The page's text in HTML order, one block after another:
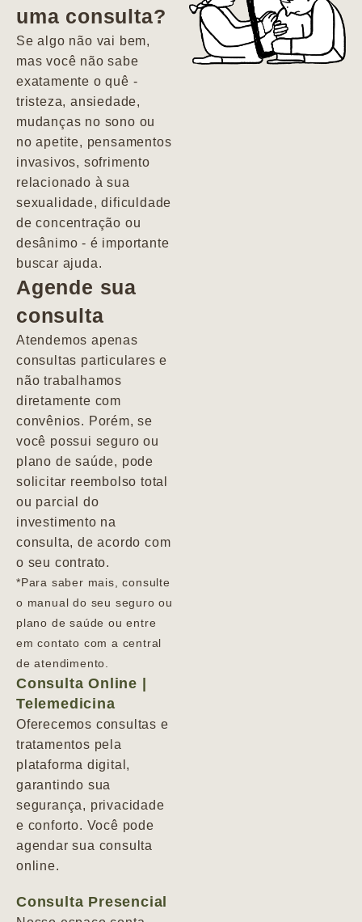
depressão e
agitação com
pensamentos
uma consulta?
Se algo não vai bem,
mas você não sabe
exatamente o quê -
tristeza, ansiedade,
mudanças no sono ou
no apetite, pensamentos
invasivos, sofrimento
relacionado à sua
sexualidade, dificuldade
de concentração ou
desânimo - é importante
buscar ajuda.
Agende sua
consulta
Atendemos apenas
consultas particulares e
não trabalhamos
diretamente com
convênios. Porém, se
você possui seguro ou
plano de saúde, pode
solicitar reembolso total
ou parcial do
investimento na
consulta, de acordo com
o seu contrato.
*Para saber mais, consulte
o manual do seu seguro ou
plano de saúde ou entre
em contato com a central
de atendimento.
Consulta Online |
Telemedicina
Oferecemos consultas e
tratamentos pela
plataforma digital,
garantindo sua
segurança, privacidade
e conforto. Você pode
agendar sua consulta
online.
Consulta Presencial